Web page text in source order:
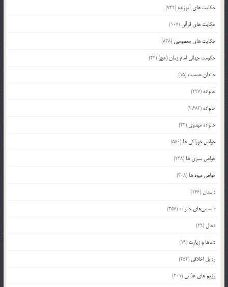
حکایت های آموزنده (749)
حکایت های قرآنی (107)
حکایت های معصومین (838)
حکومت جهانی امام زمان (عج)(24)
خاندان عصمت (15)
خانواده (227)
خانواده (2,682)
خانواده مهدوی (22)
خواص خوراکی ها (550)
خواص سبزی ها (228)
خواص میوه ها (308)
داستان(146)
دانستنی‌های خانواده (357)
دجال (29)
دعاها و زیارت (19)
رذایل اخلاقی (252)
رژیم های غذایی (209)